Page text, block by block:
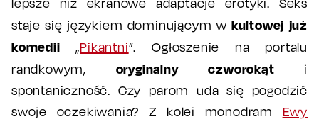
lepsze niż ekranowe adaptacje erotyki. Seks
staje się językiem dominującym w kultowej już
komedii „Pikantni”. Ogłoszenie na portalu
randkowym, oryginalny czworokąt i
spontaniczność. Czy parom uda się pogodzić
swoje oczekiwania? Z kolei monodram Ewy